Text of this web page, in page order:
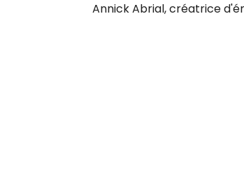
Annick Abrial, créatrice